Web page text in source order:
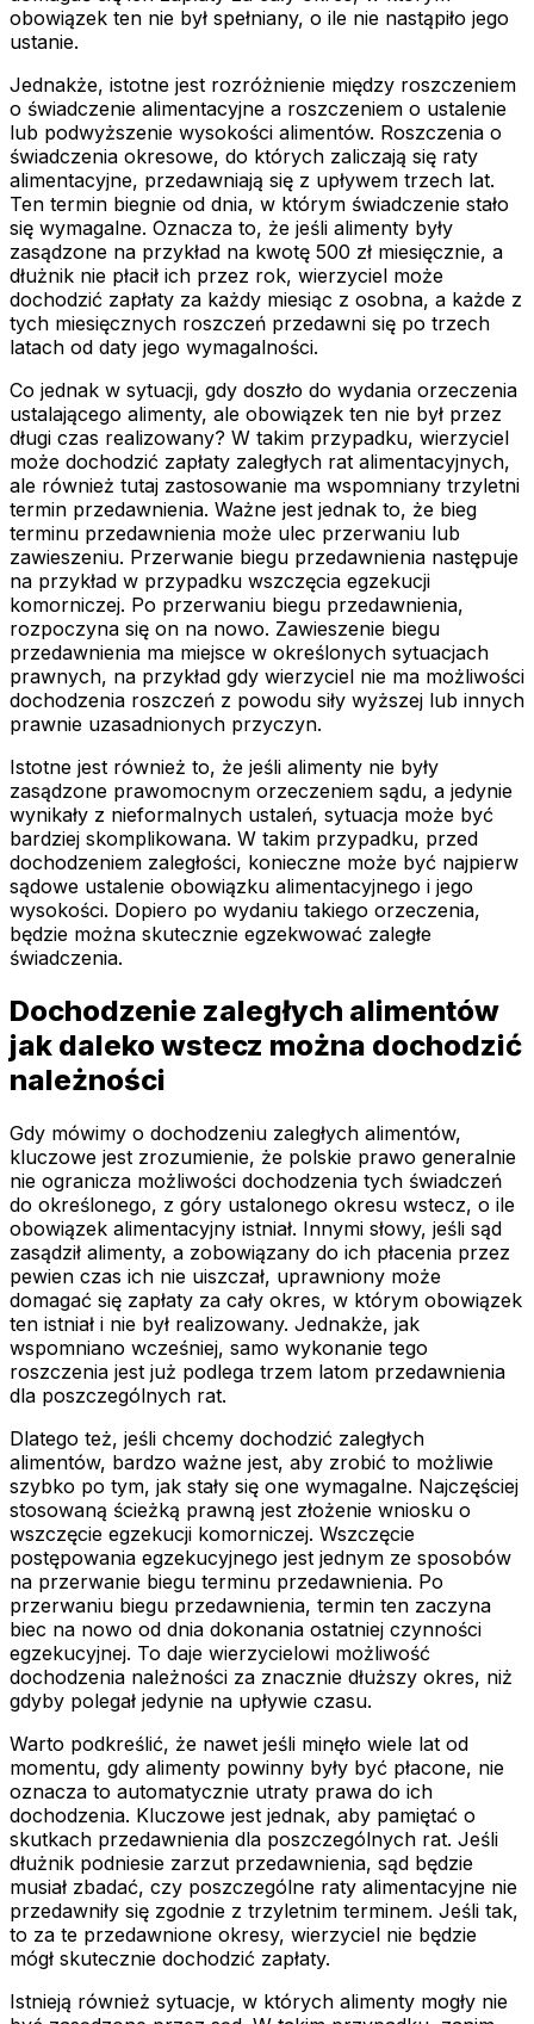
obowiązek ten nie był spełniany, o ile nie nastąpiło jego
ustanie.
Jednakże, istotne jest rozróżnienie między roszczeniem
o świadczenie alimentacyjne a roszczeniem o ustalenie
lub podwyższenie wysokości alimentów. Roszczenia o
świadczenia okresowe, do których zaliczają się raty
alimentacyjne, przedawniają się z upływem trzech lat.
Ten termin biegnie od dnia, w którym świadczenie stało
się wymagalne. Oznacza to, że jeśli alimenty były
zasądzone na przykład na kwotę 500 zł miesięcznie, a
dłużnik nie płacił ich przez rok, wierzyciel może
dochodzić zapłaty za każdy miesiąc z osobna, a każde z
tych miesięcznych roszczeń przedawni się po trzech
latach od daty jego wymagalności.
Co jednak w sytuacji, gdy doszło do wydania orzeczenia
ustalającego alimenty, ale obowiązek ten nie był przez
długi czas realizowany? W takim przypadku, wierzyciel
może dochodzić zapłaty zaległych rat alimentacyjnych,
ale również tutaj zastosowanie ma wspomniany trzyletni
termin przedawnienia. Ważne jest jednak to, że bieg
terminu przedawnienia może ulec przerwaniu lub
zawieszeniu. Przerwanie biegu przedawnienia następuje
na przykład w przypadku wszczęcia egzekucji
komorniczej. Po przerwaniu biegu przedawnienia,
rozpoczyna się on na nowo. Zawieszenie biegu
przedawnienia ma miejsce w określonych sytuacjach
prawnych, na przykład gdy wierzyciel nie ma możliwości
dochodzenia roszczeń z powodu siły wyższej lub innych
prawnie uzasadnionych przyczyn.
Istotne jest również to, że jeśli alimenty nie były
zasądzone prawomocnym orzeczeniem sądu, a jedynie
wynikały z nieformalnych ustaleń, sytuacja może być
bardziej skomplikowana. W takim przypadku, przed
dochodzeniem zaległości, konieczne może być najpierw
sądowe ustalenie obowiązku alimentacyjnego i jego
wysokości. Dopiero po wydaniu takiego orzeczenia,
będzie można skutecznie egzekwować zaległe
świadczenia.
Dochodzenie zaległych alimentów
jak daleko wstecz można dochodzić
należności
Gdy mówimy o dochodzeniu zaległych alimentów,
kluczowe jest zrozumienie, że polskie prawo generalnie
nie ogranicza możliwości dochodzenia tych świadczeń
do określonego, z góry ustalonego okresu wstecz, o ile
obowiązek alimentacyjny istniał. Innymi słowy, jeśli sąd
zasądził alimenty, a zobowiązany do ich płacenia przez
pewien czas ich nie uiszczał, uprawniony może
domagać się zapłaty za cały okres, w którym obowiązek
ten istniał i nie był realizowany. Jednakże, jak
wspomniano wcześniej, samo wykonanie tego
roszczenia jest już podlega trzem latom przedawnienia
dla poszczególnych rat.
Dlatego też, jeśli chcemy dochodzić zaległych
alimentów, bardzo ważne jest, aby zrobić to możliwie
szybko po tym, jak stały się one wymagalne. Najczęściej
stosowaną ścieżką prawną jest złożenie wniosku o
wszczęcie egzekucji komorniczej. Wszczęcie
postępowania egzekucyjnego jest jednym ze sposobów
na przerwanie biegu terminu przedawnienia. Po
przerwaniu biegu przedawnienia, termin ten zaczyna
biec na nowo od dnia dokonania ostatniej czynności
egzekucyjnej. To daje wierzycielowi możliwość
dochodzenia należności za znacznie dłuższy okres, niż
gdyby polegał jedynie na upływie czasu.
Warto podkreślić, że nawet jeśli minęło wiele lat od
momentu, gdy alimenty powinny były być płacone, nie
oznacza to automatycznie utraty prawa do ich
dochodzenia. Kluczowe jest jednak, aby pamiętać o
skutkach przedawnienia dla poszczególnych rat. Jeśli
dłużnik podniesie zarzut przedawnienia, sąd będzie
musiał zbadać, czy poszczególne raty alimentacyjne nie
przedawniły się zgodnie z trzyletnim terminem. Jeśli tak,
to za te przedawnione okresy, wierzyciel nie będzie
mógł skutecznie dochodzić zapłaty.
Istnieją również sytuacje, w których alimenty mogły nie